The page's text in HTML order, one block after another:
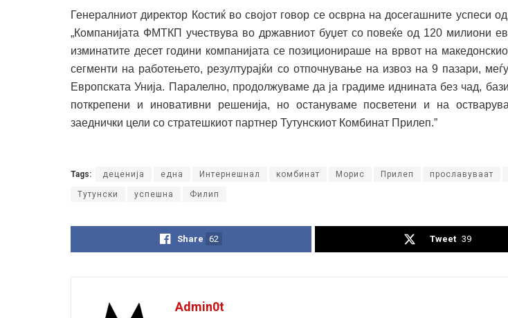
Генералниот директор Костиќ во својот говор се осврна на досегашните успеси
„Компанијата ФМТКП учествува во државниот буџет со повеќе од 120 милиони
изминатите десет години компанијата се позиционираше на врвот на
сегменти на работењето, резултурајќи со отпочнување на извоз на 9 пазари,
Европската Унија. Паралелно, продолжуваме да ја градиме иднината без чад,
поткрепени и иновативни решенија, но остануваме посветени и на
заеднички цели со стратешкиот партнер Тутунскиот Комбинат Прилеп.”
Tags: деценија една Интернешнал комбинат Морис Прилеп прославуваат
Тутунски успешна Филип
Share 62 Tweet 39
Admin0t